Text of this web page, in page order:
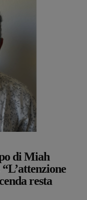
di Miah
resta